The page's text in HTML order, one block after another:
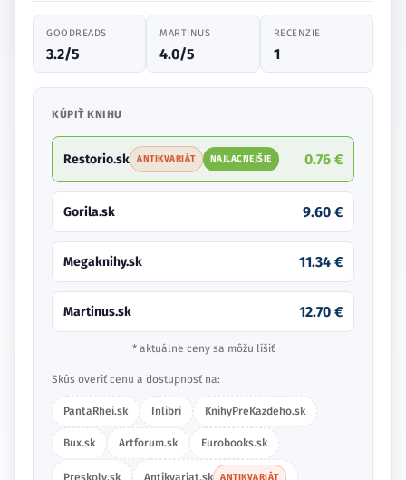
GOODREADS
3.2/5
MARTINUS
4.0/5
RECENZIE
1
KÚPIŤ KNIHU
Restorio.sk ANTIKVARIÁT NAJLACNEJŠIE 0.76 €
Gorila.sk 9.60 €
Megaknihy.sk 11.34 €
Martinus.sk 12.70 €
* aktuálne ceny sa môžu líšiť
Skús overiť cenu a dostupnosť na:
PantaRhei.sk Inlibri KnihyPreKazdeho.sk
Bux.sk Artforum.sk Eurobooks.sk
Preskoly.sk Antikvariat.sk ANTIKVARIÁT